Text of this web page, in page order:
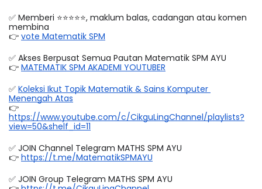
✅ Memberi ⭐️⭐️⭐️⭐️⭐️, maklum balas, cadangan atau komen
membina
👉 vote Matematik SPM
✅ Akses Berpusat Semua Pautan Matematik SPM AYU
👉 MATEMATIK SPM AKADEMI YOUTUBER
✅ Koleksi Ikut Topik Matematik & Sains Komputer
Menengah Atas
https://www.youtube.com/c/CikguLingChannel/playlists?
view=50&shelf_id=11
✅ JOIN Channel Telegram MATHS SPM AYU
👉 https://t.me/MatematikSPMAYU
✅ JOIN Group Telegram MATHS SPM AYU